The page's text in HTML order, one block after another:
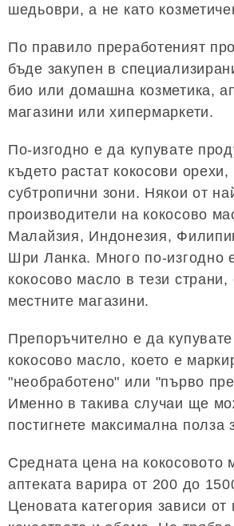
шедьоври, а не като
По правило преработеният
бъде закупен в
био или домашна козметика,
магазини или хипермаркети.
По-изгодно е да купувате
където растат кокосови
субтропични зони. Някои от
производители на кокосово
Малайзия, Индонезия,
Шри Ланка. Много по-изгодно
кокосово масло в тези страни,
местните магазини.
Препоръчително е да
кокосово масло, което е
"необработено" или "първо
Именно в такива случаи ще
постигнете максимална полза
Средната цена на кокосовото
аптеката варира от 200 до
Ценовата категория зависи от